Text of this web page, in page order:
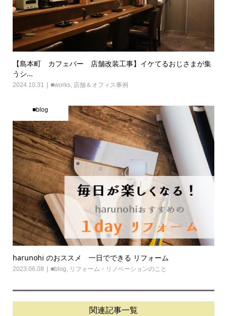
【島本町 カフェバー 店舗改装工事】イケてるおじさまが集
うシ...
2024.10.31 ■works, 店舗＆オフィス事例
■blog
harunohi のおススメ 一日でできる リフォーム
2023.06.08 ■blog リフォーム・リノベーションのこと
関連記事一覧